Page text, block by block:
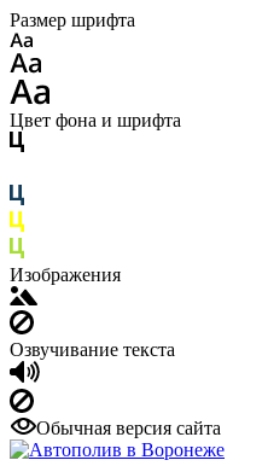
Размер шрифта
Цвет фона и шрифта
Изображения
Озвучивание текста
Обычная версия сайта